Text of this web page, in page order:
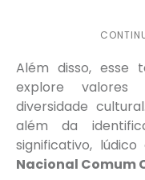
Além disso, esse
explore
diversidade
além da
significativo,
Nacional Comum